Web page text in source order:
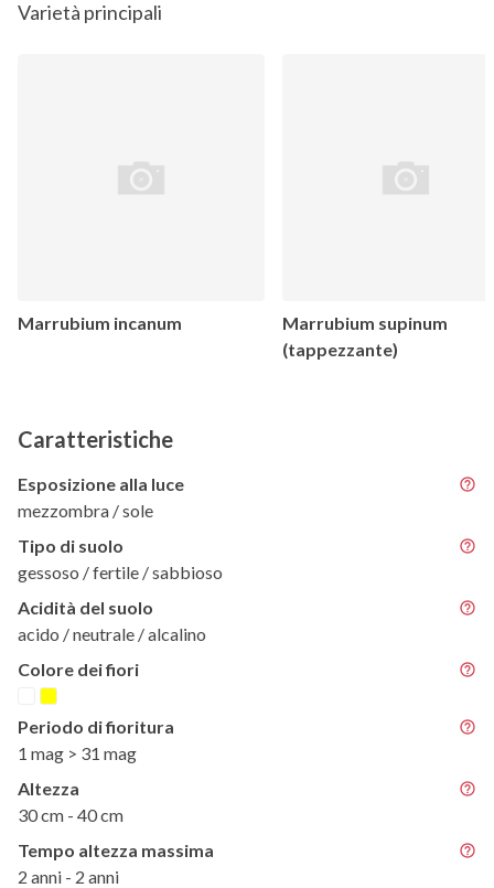
Varietà principali
Marrubium incanum
Marrubium supinum
(tappezzante)
Caratteristiche
Esposizione alla luce
mezzombra / sole
Tipo di suolo
gessoso / fertile / sabbioso
Acidità del suolo
acido / neutrale / alcalino
Colore dei fiori
Periodo di fioritura
1 mag > 31 mag
Altezza
30 cm - 40 cm
Tempo altezza massima
2 anni - 2 anni